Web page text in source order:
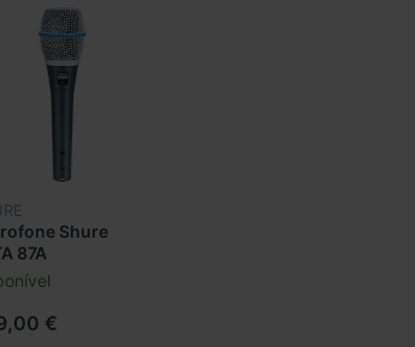
de transmissão: 50 Hz - 20 kHz
de Saída: 100 Ohm
(pressão sonora equivalente): 23,5 dB (A)
de alimentação: 11 a 52 V
de energia: máximo. 1,2 mA
Shure
87A
€